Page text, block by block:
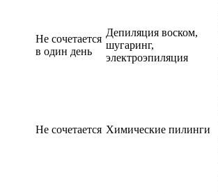
Не сочетается
в один день
Депиляция воском,
шугаринг,
электроэпиляция
Не сочетается Химические пилинги